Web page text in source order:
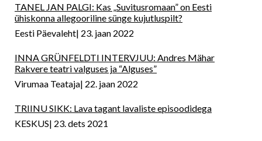
TANEL JAN PALGI: Kas „Suvitusromaan” on Eesti
ühiskonna allegooriline sünge kujutluspilt?
Eesti Päevaleht 23. jaan 2022
INNA GRÜNFELDTI INTERVJUU: Andres Mähar
Rakvere teatri valguses ja “Alguses”
Virumaa Teataja 22. jaan 2022
TRIINU SIKK: Lava tagant lavaliste episoodidega
KESKUS 23. dets 2021